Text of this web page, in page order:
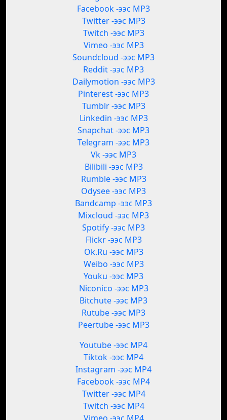
Facebook -ээс MP3
Twitter -ээс MP3
Twitch -ээс MP3
Vimeo -ээс MP3
Soundcloud -ээс MP3
Reddit -ээс MP3
Dailymotion -ээс MP3
Pinterest -ээс MP3
Tumblr -ээс MP3
Linkedin -ээс MP3
Snapchat -ээс MP3
Telegram -ээс MP3
Vk -ээс MP3
Bilibili -ээс MP3
Rumble -ээс MP3
Odysee -ээс MP3
Bandcamp -ээс MP3
Mixcloud -ээс MP3
Spotify -ээс MP3
Flickr -ээс MP3
Ok.Ru -ээс MP3
Weibo -ээс MP3
Youku -ээс MP3
Niconico -ээс MP3
Bitchute -ээс MP3
Rutube -ээс MP3
Peertube -ээс MP3
Youtube -ээс MP4
Tiktok -ээс MP4
Instagram -ээс MP4
Facebook -ээс MP4
Twitter -ээс MP4
Twitch -ээс MP4